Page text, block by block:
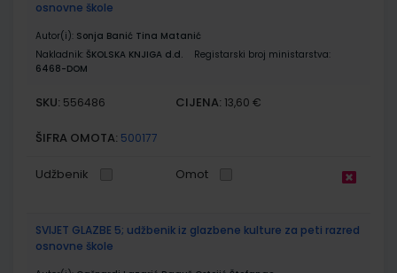
osnovne škole
Autor(i): Sonja Banić Tina Matanić
Nakladnik: ŠKOLSKA KNJIGA d.d.
Registarski broj ministarstva:
6468-DOM
SKU: 556486 CIJENA: 13,60 €
ŠIFRA OMOTA: 500177
Udžbenik Omot
SVIJET GLAZBE 5; udžbenik iz glazbene kulture za peti razred
osnovne škole